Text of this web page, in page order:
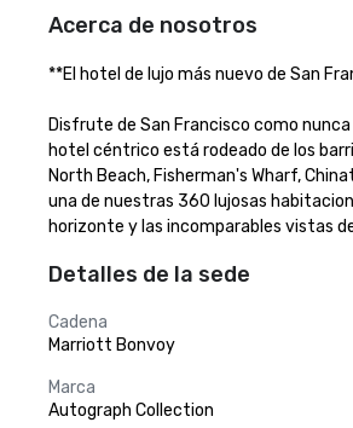
Acerca de nosotros
**El hotel de lujo más nuevo de San
Disfrute de San Francisco como
hotel céntrico está rodeado de los
North Beach, Fisherman's Wharf,
una de nuestras 360 lujosas
horizonte y las incomparables vistas
Detalles de la sede
Cadena
Marriott Bonvoy
Marca
Autograph Collection